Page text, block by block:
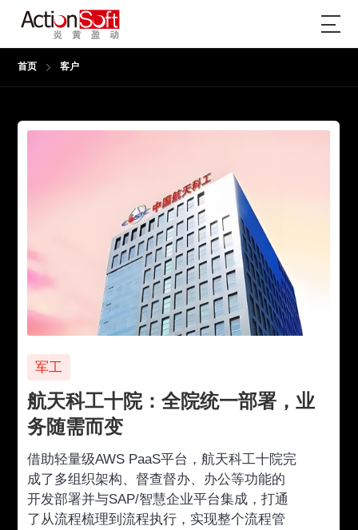
首页 客户
军工
航天科工十院：全院统一部署，业
务随需而变
借助轻量级AWS PaaS平台，航天科工十院完
成了多组织架构、督查督办、办公等功能的
开发部署并与SAP/智慧企业平台集成，打通
了从流程梳理到流程执行，实现整个流程管